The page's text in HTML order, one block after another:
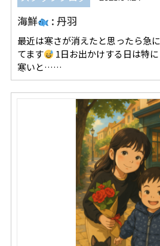
海鮮 : 丹羽
最近は寒さが消えたと思ったら急
てます
1日お出かけする日は特
寒いと……